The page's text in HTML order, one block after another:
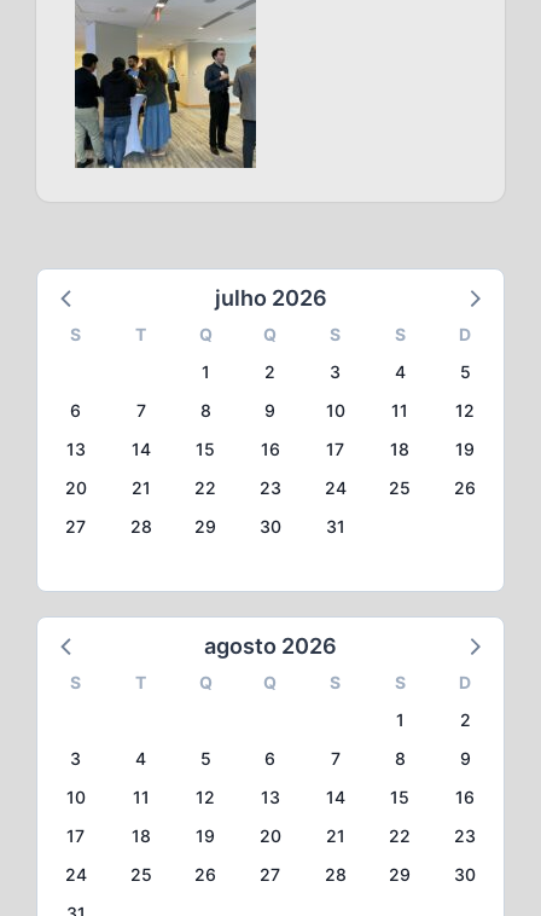
julho 2026
S T Q Q S S
D
1
2 3 4
5
6
7 8 9 10 11
12
13
14 15 16 17 18
19
20
21 22 23 24 25
26
27
28 29 30 31
agosto 2026
S T Q Q S S
D
1
2
3
4 5 6 7 8
9
10
11 12 13 14 15
16
17
18 19 20 21 22
23
24
25 26 27 28 29
30